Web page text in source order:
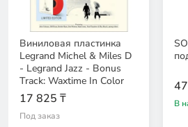
Виниловая пластинка
Legrand Michel & Miles D
- Legrand Jazz - Bonus
Track: Waxtime In Color
17 825 ₸
Под заказ
В